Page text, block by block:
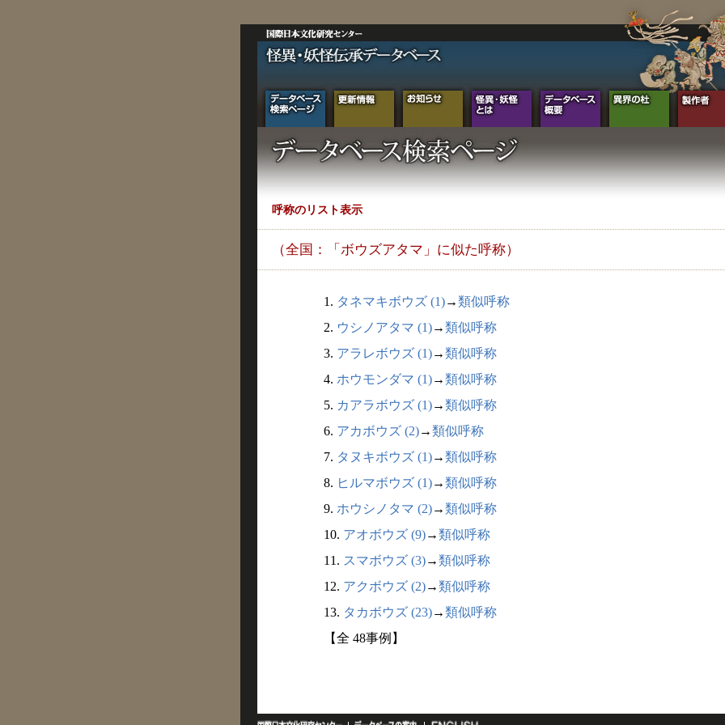
呼称のリスト表示
（全国：「ボウズアタマ」に似た呼称）
1. タネマキボウズ (1)→類似呼称
2. ウシノアタマ (1)→類似呼称
3. アラレボウズ (1)→類似呼称
4. ホウモンダマ (1)→類似呼称
5. カアラボウズ (1)→類似呼称
6. アカボウズ (2)→類似呼称
7. タヌキボウズ (1)→類似呼称
8. ヒルマボウズ (1)→類似呼称
9. ホウシノタマ (2)→類似呼称
10. アオボウズ (9)→類似呼称
11. スマボウズ (3)→類似呼称
12. アクボウズ (2)→類似呼称
13. タカボウズ (23)→類似呼称
【全 48事例】